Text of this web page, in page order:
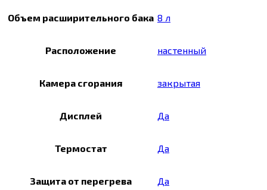
Объем расширительного бака 8 л
Расположение настенный
Камера сгорания закрытая
Дисплей Да
Термостат Да
Защита от перегрева Да